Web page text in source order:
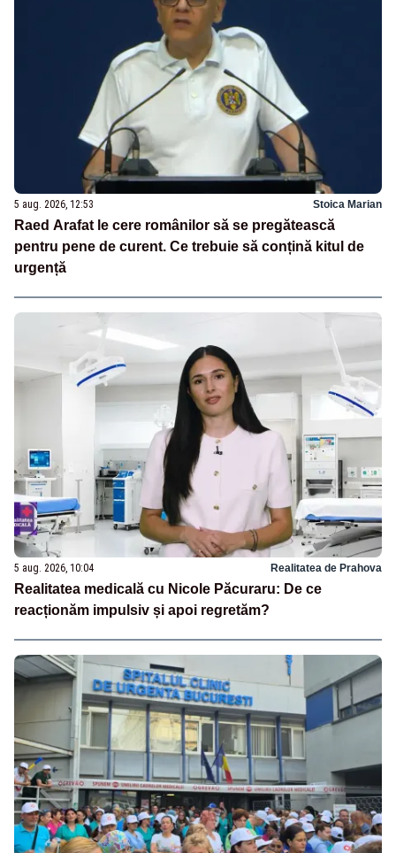
5 aug. 2026, 12:53 Stoica Marian
Raed Arafat le cere românilor să se pregătească
pentru pene de curent. Ce trebuie să conțină kitul de
urgență
5 aug. 2026, 10:04 Realitatea de Prahova
Realitatea medicală cu Nicole Păcuraru: De ce
reacționăm impulsiv și apoi regretăm?